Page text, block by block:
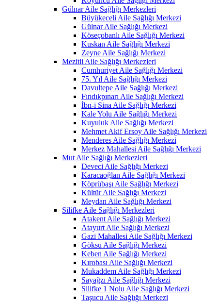
Gülnar Aile Sağlığı Merkezleri
Büyükeceli Aile Sağlığı Merkezi
Gülnar Aile Sağlığı Merkezi
Köseçobanlı Aile Sağlığı Merkezi
Kuskan Aile Sağlığı Merkezi
Zeyne Aile Sağlığı Merkezi
Mezitli Aile Sağlığı Merkezleri
Cumhuriyet Aile Sağlığı Merkezi
75. Yıl Aile Sağlığı Merkezi
Davultepe Aile Sağlığı Merkezi
Fındıkpınarı Aile Sağlığı Merkezi
İbn-i Sina Aile Sağlığı Merkezi
Kale Yolu Aile Sağlığı Merkezi
Kuyuluk Aile Sağlığı Merkezi
Mehmet Akif Ersoy Aile Sağlığı Merkezi
Menderes Aile Sağlığı Merkezi
Merkez Mahallesi Aile Sağlığı Merkezi
Mut Aile Sağlığı Merkezleri
Deveci Aile Sağlığı Merkezi
Karacaoğlan Aile Sağlığı Merkezi
Köprübaşı Aile Sağlığı Merkezi
Kültür Aile Sağlığı Merkezi
Meydan Aile Sağlığı Merkezi
Silifke Aile Sağlığı Merkezleri
Atakent Aile Sağlığı Merkezi
Atayurt Aile Sağlığı Merkezi
Gazi Mahallesi Aile Sağlığı Merkezi
Göksu Aile Sağlığı Merkezi
Keben Aile Sağlığı Merkezi
Kırobası Aile Sağlığı Merkezi
Mukaddem Aile Sağlığı Merkezi
Sayağzı Aile Sağlığı Merkezi
Silifke 1 Nolu Aile Sağlığı Merkezi
Taşucu Aile Sağlığı Merkezi